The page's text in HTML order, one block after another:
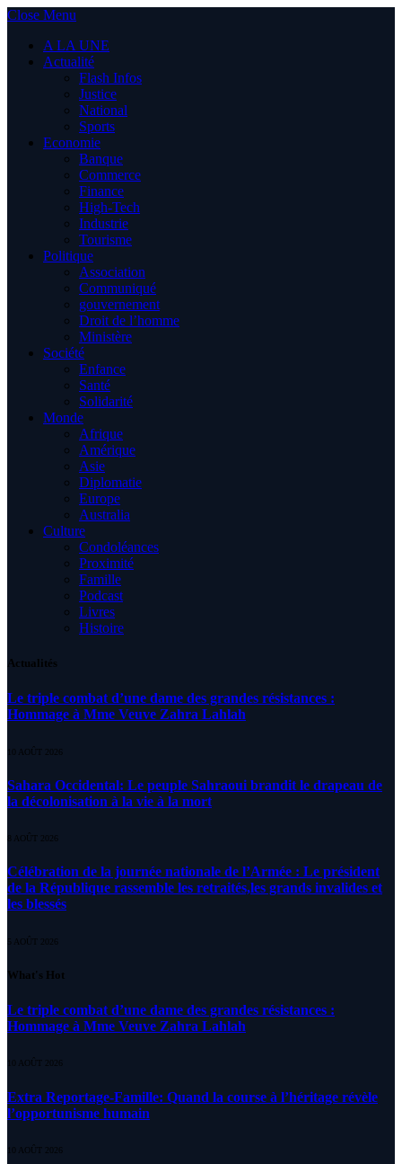
Close Menu
A LA UNE
Actualité
Flash Infos
Justice
National
Sports
Economie
Banque
Commerce
Finance
High-Tech
Industrie
Tourisme
Politique
Association
Communiqué
gouvernement
Droit de l’homme
Ministère
Société
Enfance
Santé
Solidarité
Monde
Afrique
Amérique
Asie
Diplomatie
Europe
Australia
Culture
Condoléances
Proximité
Famille
Podcast
Livres
Histoire
Actualités
Le triple combat d’une dame des grandes résistances :
Hommage à Mme Veuve Zahra Lahlah
10 AOÛT 2026
Sahara Occidental: Le peuple Sahraoui brandit le drapeau de
la décolonisation à la vie à la mort
8 AOÛT 2026
Célébration de la journée nationale de l’Armée : Le président
de la République rassemble les retraités,les grands invalides et
les blessés
5 AOÛT 2026
What's Hot
Le triple combat d’une dame des grandes résistances :
Hommage à Mme Veuve Zahra Lahlah
10 AOÛT 2026
Extra Reportage-Famille: Quand la course à l’héritage révèle
l’opportunisme humain
10 AOÛT 2026